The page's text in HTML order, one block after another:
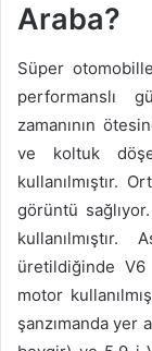
Araba?
Süper
performanslı
zamanının
ve koltuk
kullanılmıştır.
görüntü
üretildiğinde
motor
şanzımanda yer